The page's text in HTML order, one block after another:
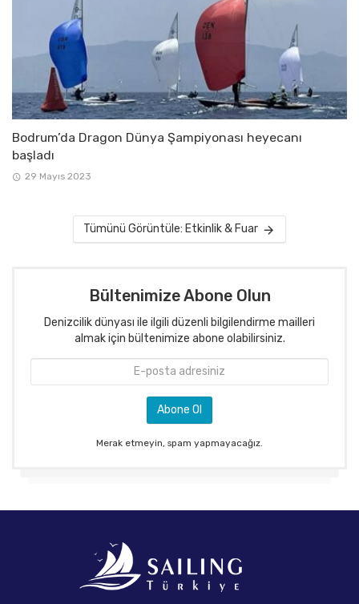
Bodrum’da Dragon Dünya Şampiyonası heyecanı
başladı
29 Mayıs 2023
Tümünü Görüntüle: Etkinlik & Fuar
Bültenimize Abone Olun
Denizcilik dünyası ile ilgili düzenli bilgilendirme mailleri
almak için bültenimize abone olabilirsiniz.
Merak etmeyin, spam yapmayacağız.